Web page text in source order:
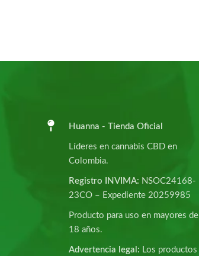
Huanna - Tienda Oficial
Líderes en cannabis CBD en
Colombia.
Registro INVIMA: NSOC24168-
23CO – Expediente 20259985
Producto para uso en mayores de
18 años.
Advertencia legal: Los productos